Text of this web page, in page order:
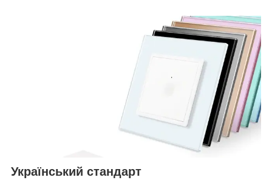
Український стандарт